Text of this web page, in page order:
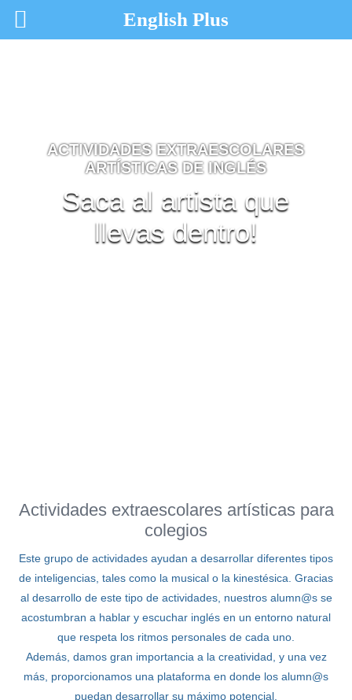
ACTIVIDADES EXTRAESCOLARES
ARTÍSTICAS DE INGLÉS
Saca al artista que
llevas dentro!
Actividades extraescolares artísticas para
colegios
Este grupo de actividades ayudan a desarrollar diferentes tipos
de inteligencias, tales como la musical o la kinestésica. Gracias
al desarrollo de este tipo de actividades, nuestros alumn@s se
acostumbran a hablar y escuchar inglés en un entorno natural
que respeta los ritmos personales de cada uno.
Además, damos gran importancia a la creatividad, y una vez
más, proporcionamos una plataforma en donde los alumn@s
puedan desarrollar su máximo potencial.
English Plus